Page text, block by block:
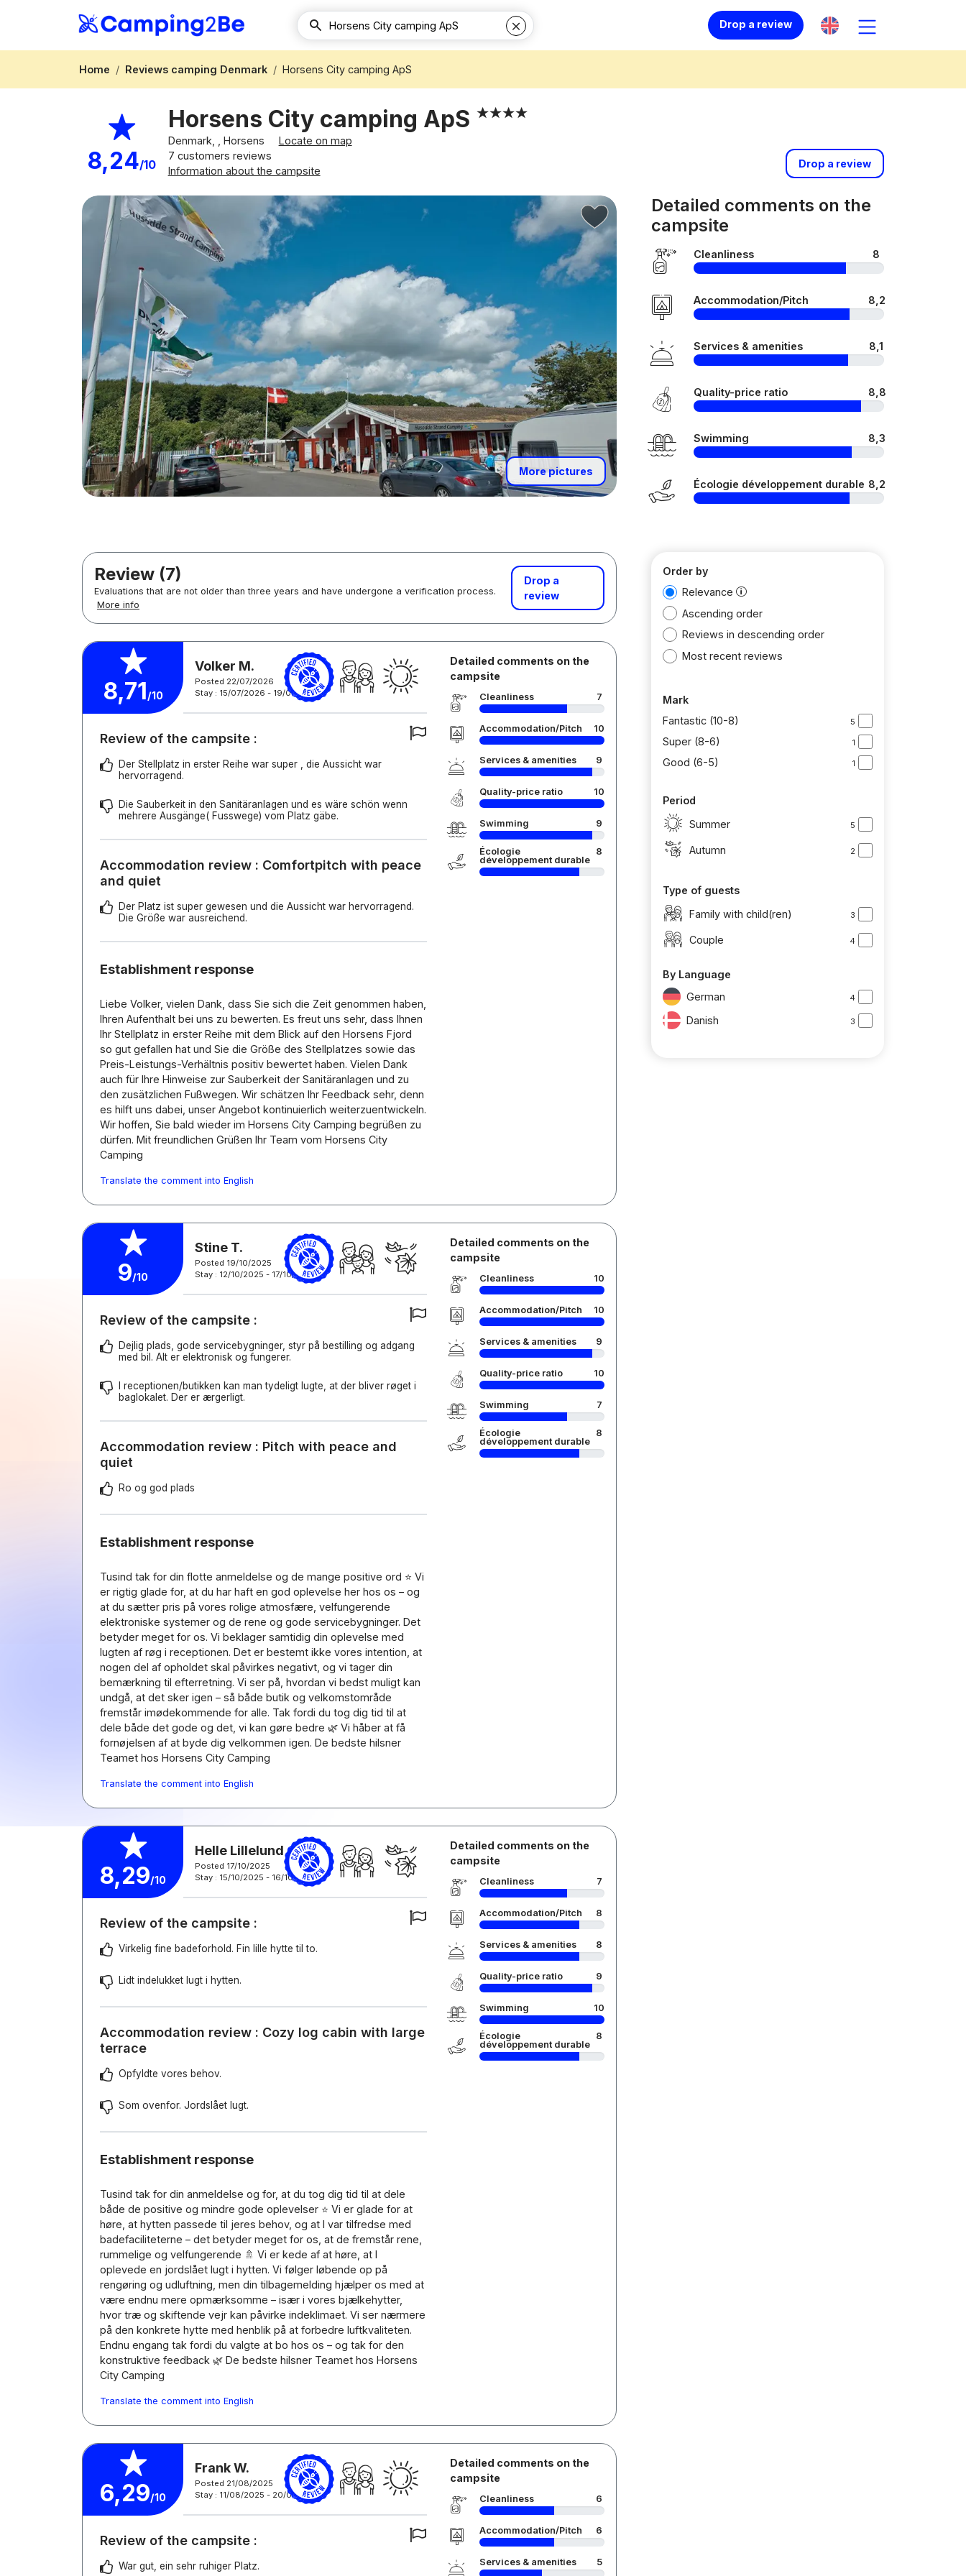
Drop a review
Home Reviews camping Denmark Horsens City camping ApS
8,24/10
Horsens City camping ApS
Denmark, , Horsens
Locate on map
7 customers reviews
Information about the campsite
Drop a review
More pictures
Detailed comments on the
campsite
Cleanliness 8
Accommodation/Pitch 8,2
Services & amenities 8,1
Quality-price ratio 8,8
Swimming 8,3
Écologie développement durable 8,2
Review (7)
Evaluations that are not older than three years and have undergone a verification process.
More info
Drop a
review
8,71/10
Volker M.
Posted 22/07/2026
Stay : 15/07/2026 - 19/07/2026
Review of the campsite :
Der Stellplatz in erster Reihe war super , die Aussicht war
hervorragend.
Die Sauberkeit in den Sanitäranlagen und es wäre schön wenn
mehrere Ausgänge( Fusswege) vom Platz gäbe.
Accommodation review : Comfortpitch with peace
and quiet
Der Platz ist super gewesen und die Aussicht war hervorragend.
Die Größe war ausreichend.
Establishment response
Liebe Volker, vielen Dank, dass Sie sich die Zeit genommen haben,
Ihren Aufenthalt bei uns zu bewerten. Es freut uns sehr, dass Ihnen
Ihr Stellplatz in erster Reihe mit dem Blick auf den Horsens Fjord
so gut gefallen hat und Sie die Größe des Stellplatzes sowie das
Preis-Leistungs-Verhältnis positiv bewertet haben. Vielen Dank
auch für Ihre Hinweise zur Sauberkeit der Sanitäranlagen und zu
den zusätzlichen Fußwegen. Wir schätzen Ihr Feedback sehr, denn
es hilft uns dabei, unser Angebot kontinuierlich weiterzuentwickeln.
Wir hoffen, Sie bald wieder im Horsens City Camping begrüßen zu
dürfen. Mit freundlichen Grüßen Ihr Team vom Horsens City
Camping
Translate the comment into English
Detailed comments on the
campsite
Cleanliness 7
Accommodation/Pitch 10
Services & amenities 9
Quality-price ratio 10
Swimming 9
Écologie
développement durable
8
9/10
Stine T.
Posted 19/10/2025
Stay : 12/10/2025 - 17/10/2025
Review of the campsite :
Dejlig plads, gode servicebygninger, styr på bestilling og adgang
med bil. Alt er elektronisk og fungerer.
I receptionen/butikken kan man tydeligt lugte, at der bliver røget i
baglokalet. Der er ærgerligt.
Accommodation review : Pitch with peace and
quiet
Ro og god plads
Establishment response
Tusind tak for din flotte anmeldelse og de mange positive ord ⭐ Vi
er rigtig glade for, at du har haft en god oplevelse her hos os – og
at du sætter pris på vores rolige atmosfære, velfungerende
elektroniske systemer og de rene og gode servicebygninger. Det
betyder meget for os. Vi beklager samtidig din oplevelse med
lugten af røg i receptionen. Det er bestemt ikke vores intention, at
nogen del af opholdet skal påvirkes negativt, og vi tager din
bemærkning til efterretning. Vi ser på, hvordan vi bedst muligt kan
undgå, at det sker igen – så både butik og velkomstområde
fremstår imødekommende for alle. Tak fordi du tog dig tid til at
dele både det gode og det, vi kan gøre bedre 🌿 Vi håber at få
fornøjelsen af at byde dig velkommen igen. De bedste hilsner
Teamet hos Horsens City Camping
Translate the comment into English
Detailed comments on the
campsite
Cleanliness 10
Accommodation/Pitch 10
Services & amenities 9
Quality-price ratio 10
Swimming 7
Écologie
développement durable
8
8,29/10
Helle Lillelund J.
Posted 17/10/2025
Stay : 15/10/2025 - 16/10/2025
Review of the campsite :
Virkelig fine badeforhold. Fin lille hytte til to.
Lidt indelukket lugt i hytten.
Accommodation review : Cozy log cabin with large
terrace
Opfyldte vores behov.
Som ovenfor. Jordslået lugt.
Establishment response
Tusind tak for din anmeldelse og for, at du tog dig tid til at dele
både de positive og mindre gode oplevelser ⭐ Vi er glade for at
høre, at hytten passede til jeres behov, og at I var tilfredse med
badefaciliteterne – det betyder meget for os, at de fremstår rene,
rummelige og velfungerende 🚿 Vi er kede af at høre, at I
oplevede en jordslået lugt i hytten. Vi følger løbende op på
rengøring og udluftning, men din tilbagemelding hjælper os med at
være endnu mere opmærksomme – især i vores bjælkehytter,
hvor træ og skiftende vejr kan påvirke indeklimaet. Vi ser nærmere
på den konkrete hytte med henblik på at forbedre luftkvaliteten.
Endnu engang tak fordi du valgte at bo hos os – og tak for den
konstruktive feedback 🌿 De bedste hilsner Teamet hos Horsens
City Camping
Translate the comment into English
Detailed comments on the
campsite
Cleanliness 7
Accommodation/Pitch 8
Services & amenities 8
Quality-price ratio 9
Swimming 10
Écologie
développement durable
8
6,29/10
Frank W.
Posted 21/08/2025
Stay : 11/08/2025 - 20/08/2025
Review of the campsite :
War gut, ein sehr ruhiger Platz.
Detailed comments on the
campsite
Cleanliness 6
Accommodation/Pitch 6
Services & amenities 5
Order by
Relevance
Ascending order
Reviews in descending order
Most recent reviews
Mark
Fantastic (10-8)
5
Super (8-6) 1
Good (6-5) 1
Period
Summer
5
Autumn 2
Type of guests
Family with child(ren)
3
Couple 4
By Language
German
4
Danish 3